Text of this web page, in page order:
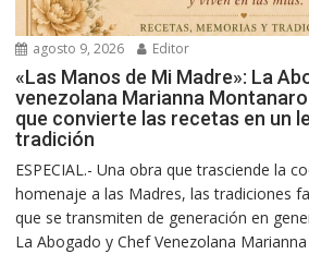
agosto 9, 2026 Editor
«Las Manos de Mi Madre»: La
venezolana Marianna
que convierte las recetas en un
tradición
ESPECIAL.- Una obra que trasciende la
homenaje a las Madres, las tradiciones
que se transmiten de generación en
La Abogado y Chef Venezolana